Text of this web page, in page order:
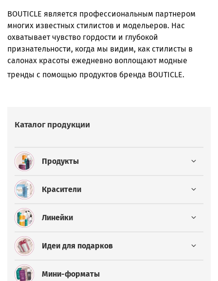
BOUTICLE является профессиональным партнером
многих известных стилистов и модельеров. Нас
охватывает чувство гордости и глубокой
признательности, когда мы видим, как стилисты в
салонах красоты ежедневно воплощают модные
тренды с помощью продуктов бренда BOUTICLE.
Каталог продукции
Продукты
Красители
Линейки
Идеи для подарков
Мини-форматы